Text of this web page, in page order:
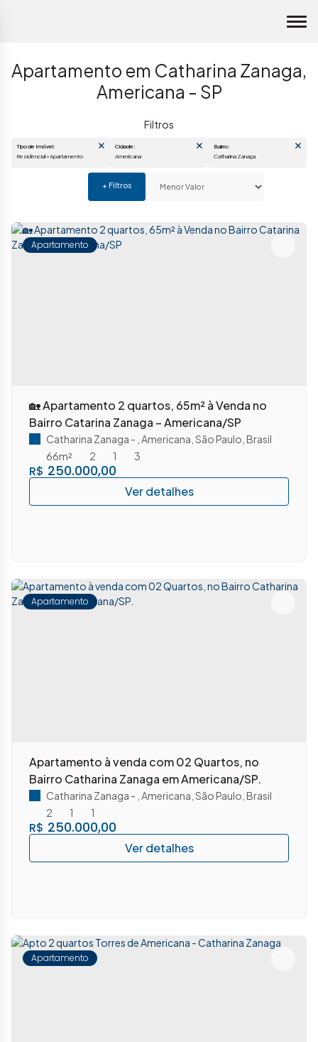
Apartamento em Catharina Zanaga,
Americana - SP
Residencial » Apartamento Americana
Apartamento
🏡 Apartamento 2 quartos, 65m² à Venda no
Bairro Catarina Zanaga – Americana/SP
R$ 250.000,00
Catharina Zanaga Americana São Paulo Brasil
2
1
66m² 3
Apartamento
Apartamento à venda com 02 Quartos, no
Bairro Catharina Zanaga em Americana/SP.
R$ 250.000,00
Catharina Zanaga Americana São Paulo Brasil
2
1 1
Apartamento